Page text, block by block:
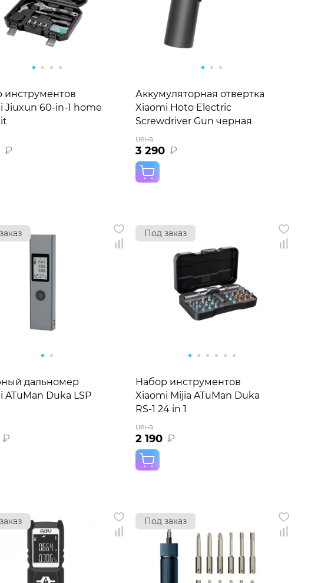
инструментов
Jiuxun 60-in-1 home
₽
Аккумуляторная отвертка
Xiaomi Hoto Electric
Screwdriver Gun черная
цена
3 290 ₽
дальномер
ATuMan Duka LSP
₽
Под заказ
Набор инструментов
Xiaomi Mijia ATuMan Duka
RS-1 24 in 1
цена
2 190 ₽
Под заказ